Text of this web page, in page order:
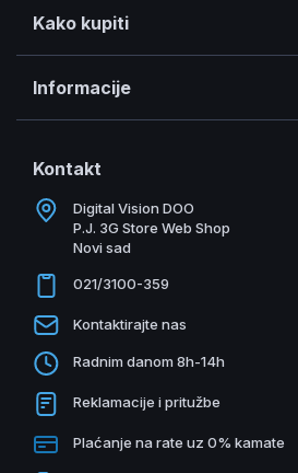
Kako kupiti
Informacije
Kontakt
Digital Vision DOO
P.J. 3G Store Web Shop
Novi sad
021/3100-359
Kontaktirajte nas
Radnim danom 8h-14h
Reklamacije i pritužbe
Plaćanje na rate uz 0% kamate